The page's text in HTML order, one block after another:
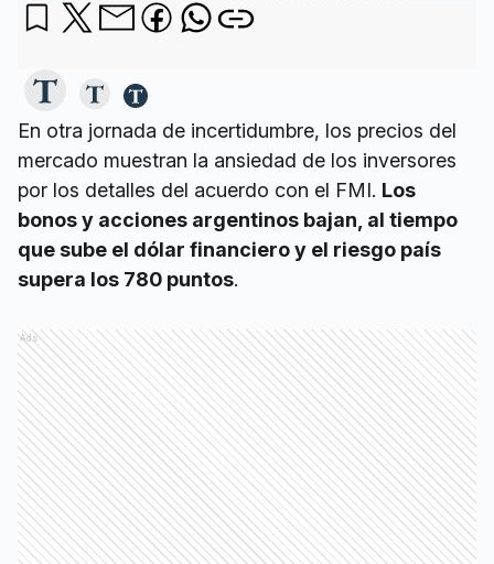
En otra jornada de incertidumbre, los precios del
mercado muestran la ansiedad de los inversores
por los detalles del acuerdo con el FMI. Los
bonos y acciones argentinos bajan, al tiempo
que sube el dólar financiero y el riesgo país
supera los 780 puntos.
Ads